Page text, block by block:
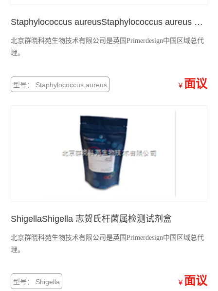
Staphylococcus aureusStaphylococcus aureus 金黄色酿脓葡萄球菌检测试剂盒
北京群晓科苑生物技术有限公司是英国Primerdesign中国区域总代
理。
型号： Staphylococcus aureus ￥ 面议
ShigellaShigella 志贺氏杆菌属检测试剂盒
北京群晓科苑生物技术有限公司是英国Primerdesign中国区域总代
理。
型号： Shigella ￥ 面议